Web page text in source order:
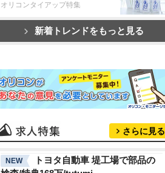
オリコンタイアップ特集
新着トレンドをもっと見る
さらに見る
NEW
トヨタ自動車 堤工場で部品の